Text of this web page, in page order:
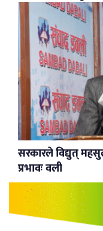
सरकारले विद्युत्
प्रभावः वली